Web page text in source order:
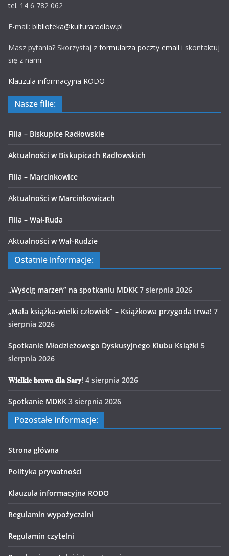
tel. 14 6 782 062
E-mail: biblioteka@kulturaradlow.pl
Masz pytania? Skorzystaj z formularza poczty email i skontaktuj
się z nami.
Klauzula informacyjna RODO
Nasze filie:
Filia – Biskupice Radłowskie
Aktualności w Biskupicach Radłowskich
Filia – Marcinkowice
Aktualności w Marcinkowicach
Filia – Wał-Ruda
Aktualności w Wał-Rudzie
Ostatnie informacje:
„Wyścig marzeń” na spotkaniu MDKK 7 sierpnia 2026
„Mała książka-wielki człowiek” – Książkowa przygoda trwa! 7
sierpnia 2026
Spotkanie Młodzieżowego Dyskusyjnego Klubu Książki 5
sierpnia 2026
𝐖𝐢𝐞𝐥𝐤𝐢𝐞 𝐛𝐫𝐚𝐰𝐚 𝐝𝐥𝐚 𝐒𝐚𝐫𝐲! 4 sierpnia 2026
Spotkanie MDKK 3 sierpnia 2026
Pozostałe informacje:
Strona główna
Polityka prywatności
Klauzula informacyjna RODO
Regulamin wypożyczalni
Regulamin czytelni